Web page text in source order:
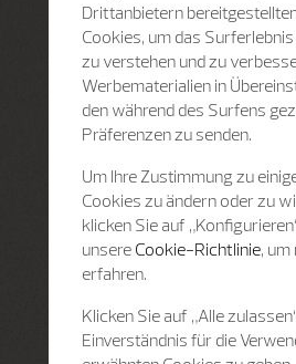
Drittanbietern
Cookies, um das
zu verstehen und zu
Werbematerialien in
den während des Surfens
Präferenzen zu senden.
Um Ihre Zustimmung zu
Cookies zu ändern oder zu
klicken Sie auf
unsere Cookie-Richtlinie,
erfahren.
Klicken Sie auf „Alle
Einverständnis für die